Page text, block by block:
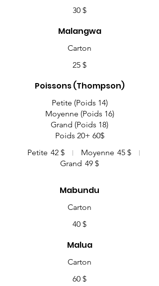
30 $
Malangwa
Carton
25 $
Poissons (Thompson)
Petite (Poids 14)
Moyenne (Poids 16)
Grand (Poids 18)
Poids 20+ 60$
Petite 42 $ Moyenne 45 $
Grand 49 $
Mabundu
Carton
40 $
Malua
Carton
60 $